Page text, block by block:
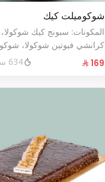
شوكوميلت كيك
المكونات: سبونج كيك
كرانشي فيوتين شوكولا،
(تكفي من ٨ إلى ١٠ شخصًا)
634 سعرة حرارية